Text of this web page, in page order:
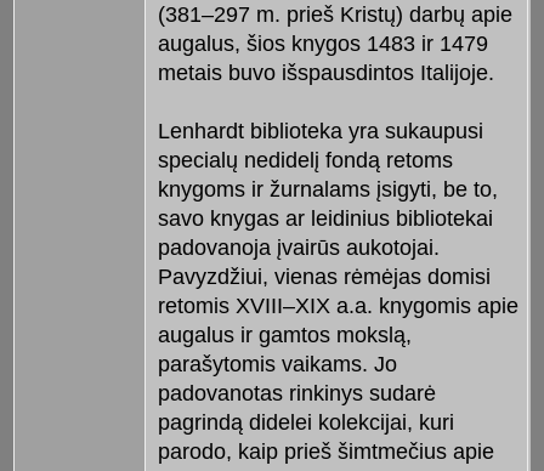
(381–297 m. prieš Kristų) darbų apie
augalus, šios knygos 1483 ir 1479
metais buvo išspausdintos Italijoje.
Lenhardt biblioteka yra sukaupusi
specialų nedidelį fondą retoms
knygoms ir žurnalams įsigyti, be to,
savo knygas ar leidinius bibliotekai
padovanoja įvairūs aukotojai.
Pavyzdžiui, vienas rėmėjas domisi
retomis XVIII–XIX a.a. knygomis apie
augalus ir gamtos mokslą,
parašytomis vaikams. Jo
padovanotas rinkinys sudarė
pagrindą didelei kolekcijai, kuri
parodo, kaip prieš šimtmečius apie